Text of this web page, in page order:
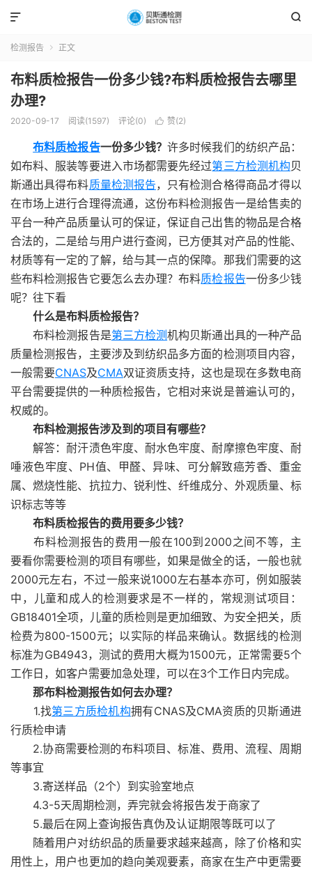


检测报告  正文
布料质检报告一份多少钱?布料质检报告去哪里
办理?
2020-09-17 阅读(1597) 评论(0)  赞(2)
布料质检报告一份多少钱？许多时候我们的纺织产品：
如布料、服装等要进入市场都需要先经过第三方检测机构贝
斯通出具得布料质量检测报告，只有检测合格得商品才得以
在市场上进行合理得流通，这份布料检测报告一是给售卖的
平台一种产品质量认可的保证，保证自己出售的物品是合格
合法的，二是给与用户进行查阅，已方便其对产品的性能、
材质等有一定的了解，给与其一点的保障。那我们需要的这
些布料检测报告它要怎么去办理？布料质检报告一份多少钱
呢？往下看
什么是布料质检报告？
布料检测报告是第三方检测机构贝斯通出具的一种产品
质量检测报告，主要涉及到纺织品多方面的检测项目内容，
一般需要CNAS及CMA双证资质支持，这也是现在多数电商
平台需要提供的一种质检报告，它相对来说是普遍认可的，
权威的。
布料检测报告涉及到的项目有哪些？
解答：耐汗渍色牢度、耐水色牢度、耐摩擦色牢度、耐
唾液色牢度、PH值、甲醛、异味、可分解致癌芳香、重金
属、燃烧性能、抗拉力、锐利性、纤维成分、外观质量、标
识标志等等
布料质检报告的费用要多少钱？
布料检测报告的费用一般在100到2000之间不等，主
要看你需要检测的项目有哪些，如果是做全的话，一般也就
2000元左右，不过一般来说1000左右基本亦可，例如服装
中，儿童和成人的检测要求是不一样的，常规测试项目：
GB18401全项，儿童的质检则是更加细致、为安全把关，质
检费为800-1500元；以实际的样品来确认。数据线的检测
标准为GB4943，测试的费用大概为1500元，正常需要5个
工作日，如客户需要加急处理，可以在3个工作日内完成。
那布料检测报告如何去办理？
1.找第三方质检机构拥有CNAS及CMA资质的贝斯通进
行质检申请
2.协商需要检测的布料项目、标准、费用、流程、周期
等事宜
3.寄送样品（2个）到实验室地点
4.3-5天周期检测，弄完就会将报告发于商家了
5.最后在网上查询报告真伪及认证期限等既可以了
随着用户对纺织品的质量要求越来越高，除了价格和实
用性上，用户也更加的趋向美观要素，商家在生产中更需要